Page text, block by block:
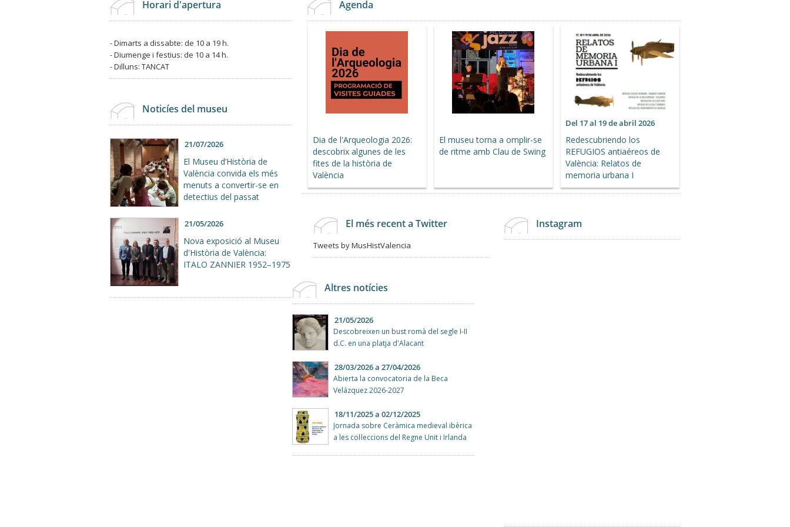
Horari d'apertura
- Dimarts a dissabte: de 10 a 19 h.
- Diumenge i festius: de 10 a 14 h.
- Dilluns: TANCAT
Agenda
Dia de l'Arqueologia 2026:
descobrix algunes de les
fites de la història de
València
El museu torna a omplir-se
de ritme amb Clau de Swing
Del 17 al 19 de abril 2026
Redescubriendo los
REFUGIOS antiaéreos de
València: Relatos de
memoria urbana I
Noticíes del museu
21/07/2026
El Museu d’Història de
València convida els més
menuts a convertir-se en
detectius del passat
21/05/2026
Nova exposició al Museu
d'Història de València:
ITALO ZANNIER 1952–1975
Instagram
El més recent a Twitter
Tweets by MusHistValencia
Altres notícies
21/05/2026
Descobreixen un bust romà del segle I-II
d.C. en una platja d'Alacant
28/03/2026a 27/04/2026
Abierta la convocatoria de la Beca
Velázquez 2026-2027
18/11/2025a 02/12/2025
Jornada sobre Ceràmica medieval ibèrica
a les col·leccions del Regne Unit i Irlanda